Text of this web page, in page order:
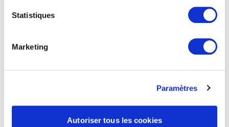
Statistiques
Marketing
Paramètres
Autoriser tous les cookies